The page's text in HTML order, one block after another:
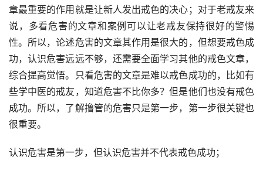
章最重要的作用就是让新人发出戒色的决心；对于老戒友来
说，多看危害的文章和案例可以让老戒友保持很好的警惕
性。所以，论述危害的文章其作用是很大的，但想要戒色成
功，认识危害远远不够，还需要全面学习其他的戒色文章，
综合提高觉悟。只看危害的文章是难以戒色成功的，比如有
些学中医的戒友，知道危害不比你多？但是他们也没有戒色
成功。所以，了解撸管的危害只是第一步，第一步很关键也
很重要。
认识危害是第一步，但认识危害并不代表戒色成功；